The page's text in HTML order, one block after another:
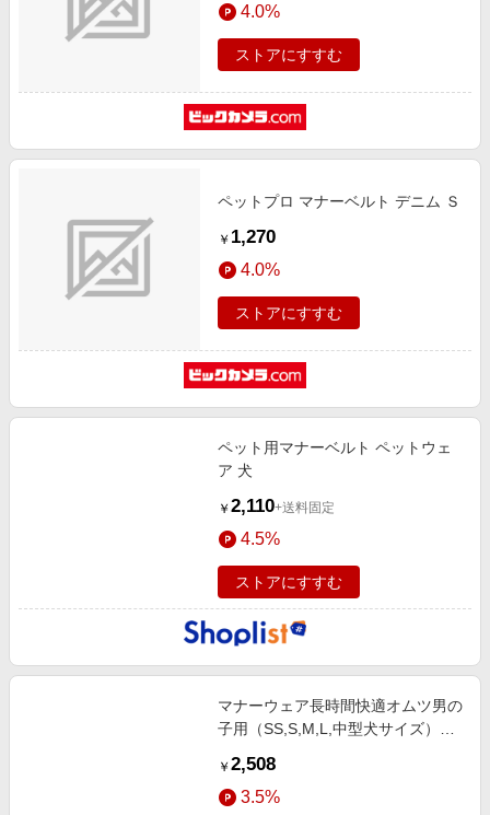
4.0%
ストアにすすむ
ペットプロ マナーベルト デニム Ｓ
￥ 1,270
4.0%
ストアにすすむ
ペット用マナーベルト ペットウェ
ア 犬
￥ 2,110+送料固定
4.5%
ストアにすすむ
マナーウェア長時間快適オムツ男の
子用（SS,S,M,L,中型犬サイズ）
￥ 2,508
3.5%